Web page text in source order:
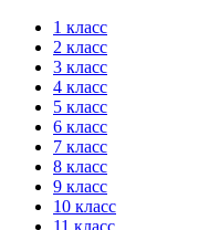
Перейти
содержимому
1 класс
2 класс
3 класс
4 класс
5 класс
6 класс
7 класс
8 класс
9 класс
10 класс
11 класс